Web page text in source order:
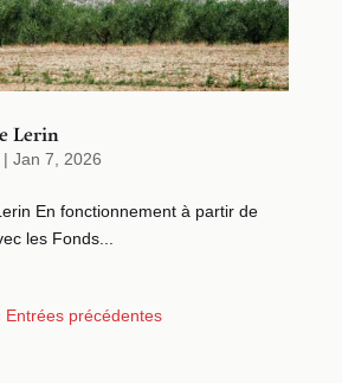
Lerin
Jan 7, 2026
En fonctionnement à partir de
les Fonds...
Entrées précédentes